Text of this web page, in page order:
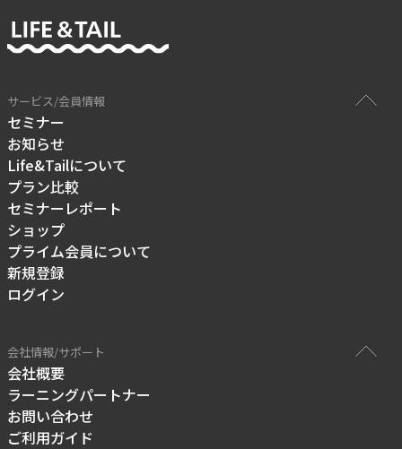
サービス/会員情報
セミナー
お知らせ
Life&Tailについて
プラン比較
セミナーレポート
ショップ
プライム会員について
新規登録
ログイン
会社情報/サポート
会社概要
ラーニングパートナー
お問い合わせ
ご利用ガイド